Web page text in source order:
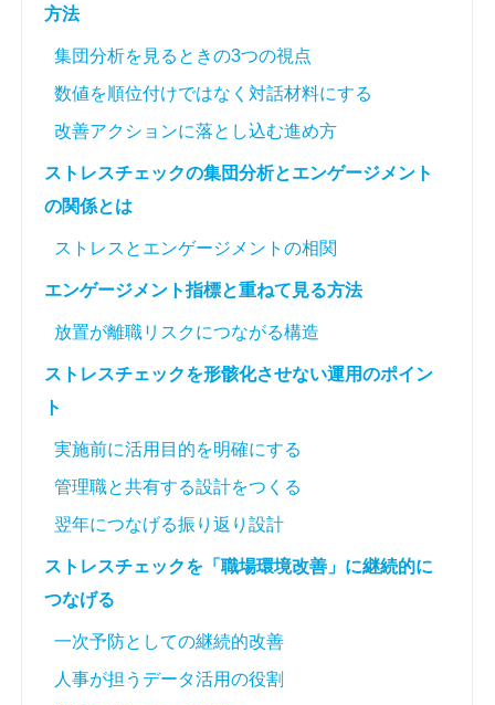
方法
集団分析を見るときの3つの視点
数値を順位付けではなく対話材料にする
改善アクションに落とし込む進め方
ストレスチェックの集団分析とエンゲージメント
の関係とは
ストレスとエンゲージメントの相関
エンゲージメント指標と重ねて見る方法
放置が離職リスクにつながる構造
ストレスチェックを形骸化させない運用のポイン
ト
実施前に活用目的を明確にする
管理職と共有する設計をつくる
翌年につなげる振り返り設計
ストレスチェックを「職場環境改善」に継続的に
つなげる
一次予防としての継続的改善
人事が担うデータ活用の役割